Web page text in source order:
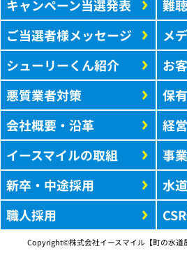
キャンペーン当選発表
ご当選者様メッセージ
シューリーくん紹介
悪質業者対策
会社概要・沿革
イースマイルの取組
新卒・中途採用
職人採用
難
メ
お
保
経
事
水
Copyright©株式会社イースマイル【町の水道